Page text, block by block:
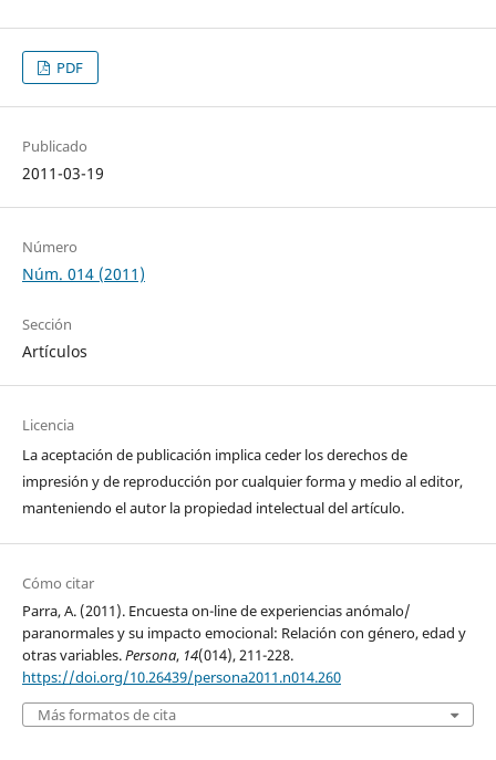
PDF
Publicado
2011-03-19
Número
Núm. 014 (2011)
Sección
Artículos
Licencia
La aceptación de publicación implica ceder los derechos de
impresión y de reproducción por cualquier forma y medio al editor,
manteniendo el autor la propiedad intelectual del artículo.
Cómo citar
Parra, A. (2011). Encuesta on-line de experiencias anómalo/
paranormales y su impacto emocional: Relación con género, edad y
otras variables.Persona, 14(014), 211-228.
https://doi.org/10.26439/persona2011.n014.260
Más formatos de cita